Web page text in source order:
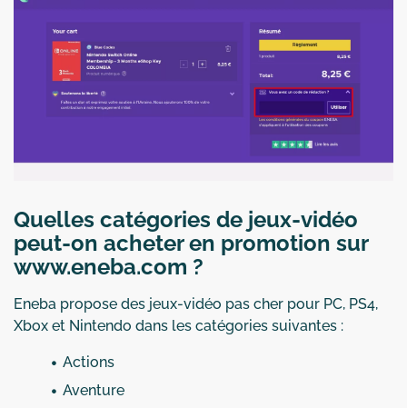
Quelles catégories de jeux-vidéo
peut-on acheter en promotion sur
www.eneba.com ?
Eneba propose des jeux-vidéo pas cher pour PC, PS4,
Xbox et Nintendo dans les catégories suivantes :
Actions
Aventure